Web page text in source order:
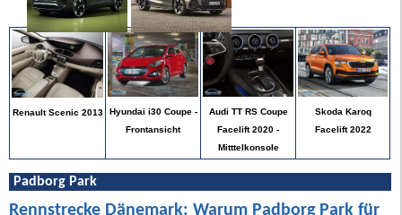
Renault Scenic 2013
Hyundai i30 Coupe -
Frontansicht
Audi TT RS Coupe
Facelift 2020 -
Mitttelkonsole
Skoda Karoq
Facelift 2022
Padborg Park
Rennstrecke Dänemark: Warum Padborg Park für